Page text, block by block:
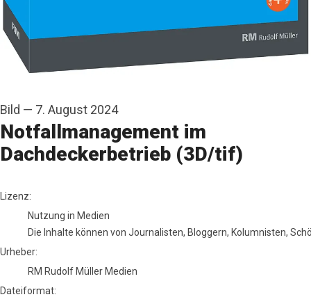
Bild — 7. August 2024
Notfallmanagement im
Dachdeckerbetrieb (3D/tif)
RM Rudolf Müller Medien
Lizenz:
Nutzung in Medien
Die Inhalte können von Journalisten, Bloggern, Kolumnisten,
Urheber:
RM Rudolf Müller Medien
Dateiformat: